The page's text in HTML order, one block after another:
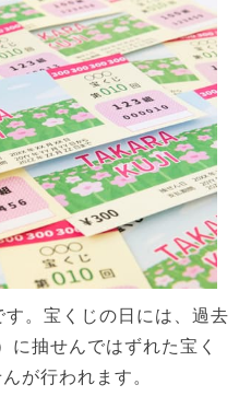
。宝くじの日には、過去
に抽せんではずれた宝く
が行われます。